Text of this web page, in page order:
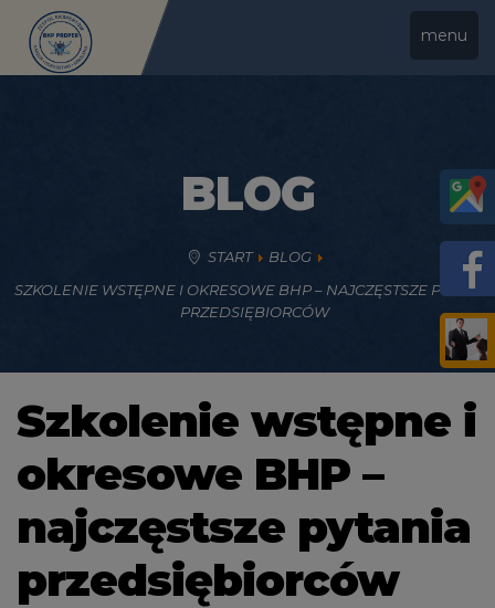
menu
BLOG
START
BLOG
SZKOLENIE WSTĘPNE I OKRESOWE BHP – NAJCZĘSTSZE PYTANIA
PRZEDSIĘBIORCÓW
Szkolenie wstępne i
okresowe BHP –
najczęstsze pytania
przedsiębiorców